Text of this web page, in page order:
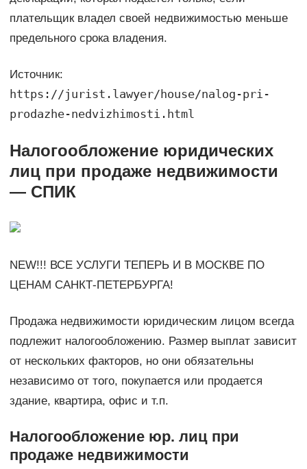
плательщик владел своей недвижимостью меньше
предельного срока владения.
Источник:
https://jurist.lawyer/house/nalog-pri-
prodazhe-nedvizhimosti.html
Налогообложение юридических
лиц при продаже недвижимости
— СПИК
NEW!!! ВСЕ УСЛУГИ ТЕПЕРЬ И В МОСКВЕ ПО
ЦЕНАМ САНКТ-ПЕТЕРБУРГА!
Продажа недвижимости юридическим лицом всегда
подлежит налогообложению. Размер выплат зависит
от нескольких факторов, но они обязательны
независимо от того, покупается или продается
здание, квартира, офис и т.п.
Налогообложение юр. лиц при
продаже недвижимости